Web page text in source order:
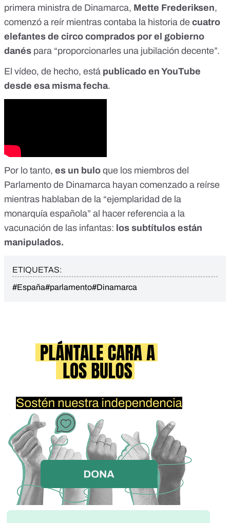
primera ministra de Dinamarca, Mette Frederiksen,
comenzó a reír mientras contaba la historia de cuatro
elefantes de circo comprados por el gobierno
danés para “proporcionarles una jubilación decente”.
El vídeo, de hecho, está publicado en YouTube
desde esa misma fecha.
Por lo tanto, es un bulo que los miembros del
Parlamento de Dinamarca hayan comenzado a reírse
mientras hablaban de la “ejemplaridad de la
monarquía española” al hacer referencia a la
vacunación de las infantas: los subtítulos están
manipulados.
ETIQUETAS:
#España#parlamento#Dinamarca